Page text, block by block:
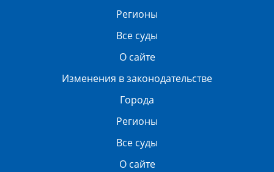
Регионы
Все суды
О сайте
Изменения в законодательстве
Города
Регионы
Все суды
О сайте